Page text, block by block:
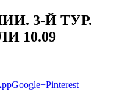
3-Й ТУР.
10.09
Google+Pinterest